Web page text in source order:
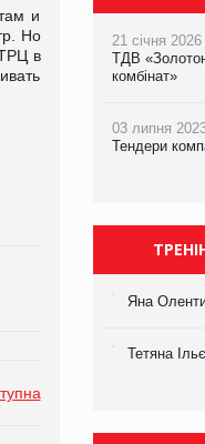
и
Но
в
21 січня 2026
ТДВ
комбінат»
03 липня
Тендери
Яна
Тетяна